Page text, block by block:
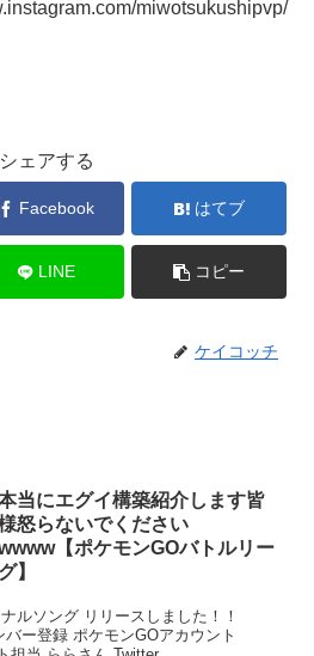
miwotsukushipvp/
シェアする
Facebook はてブ
LINE コピー
ケイコッチ
当にエグイ構築紹介します皆
怒らないでください
【ポケモンGOバトルリー
グ】
ルソング リリースしました！！
ー登録 ポケモンGOアカウント